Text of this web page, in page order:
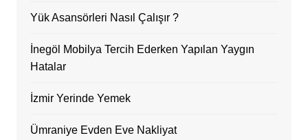
Yük Asansörleri Nasıl Çalışır ?
İnegöl Mobilya Tercih Ederken Yapılan Yaygın
Hatalar
İzmir Yerinde Yemek
Ümraniye Evden Eve Nakliyat